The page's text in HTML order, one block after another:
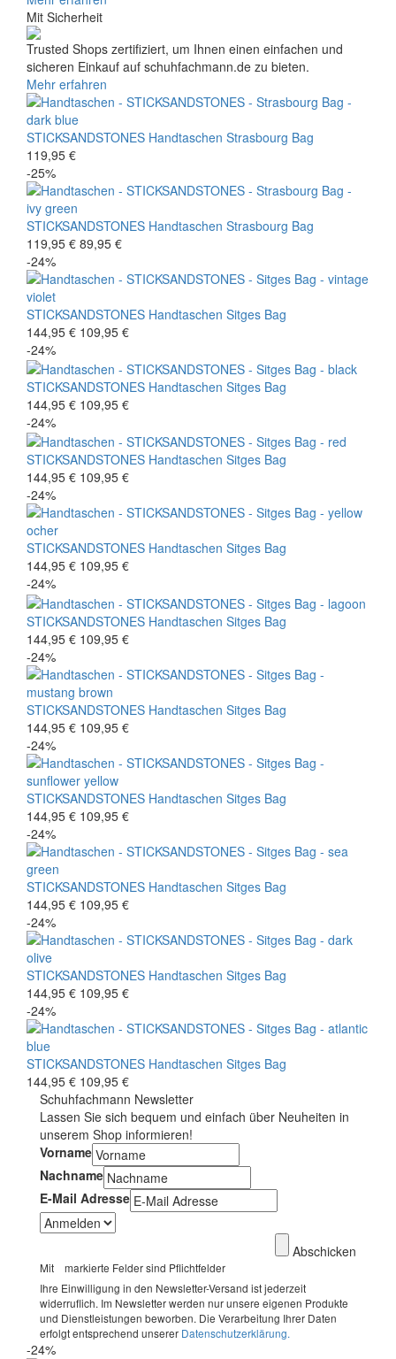
Mit Sicherheit
Trusted Shops zertifiziert, um Ihnen einen einfachen und
sicheren Einkauf auf schuhfachmann.de zu bieten.
Mehr erfahren
STICKSANDSTONES Handtaschen Strasbourg Bag
119,95 €
-25%
STICKSANDSTONES Handtaschen Strasbourg Bag
119,95 € 89,95 €
-24%
STICKSANDSTONES Handtaschen Sitges Bag
144,95 € 109,95 €
-24%
STICKSANDSTONES Handtaschen Sitges Bag
144,95 € 109,95 €
-24%
STICKSANDSTONES Handtaschen Sitges Bag
144,95 € 109,95 €
-24%
STICKSANDSTONES Handtaschen Sitges Bag
144,95 € 109,95 €
-24%
STICKSANDSTONES Handtaschen Sitges Bag
144,95 € 109,95 €
-24%
STICKSANDSTONES Handtaschen Sitges Bag
144,95 € 109,95 €
-24%
STICKSANDSTONES Handtaschen Sitges Bag
144,95 € 109,95 €
-24%
STICKSANDSTONES Handtaschen Sitges Bag
144,95 € 109,95 €
-24%
STICKSANDSTONES Handtaschen Sitges Bag
144,95 € 109,95 €
-24%
STICKSANDSTONES Handtaschen Sitges Bag
144,95 € 109,95 €
Schuhfachmann Newsletter
Lassen Sie sich bequem und einfach über Neuheiten in
unserem Shop informieren!
Vorname
Nachname
E-Mail Adresse
Abschicken
Mit
markierte Felder sind Pflichtfelder
Ihre Einwilligung in den Newsletter-Versand ist jederzeit
widerruflich. Im Newsletter werden nur unsere eigenen Produkte
und Dienstleistungen beworben. Die Verarbeitung Ihrer Daten
erfolgt entsprechend unserer Datenschutzerklärung.
-24%